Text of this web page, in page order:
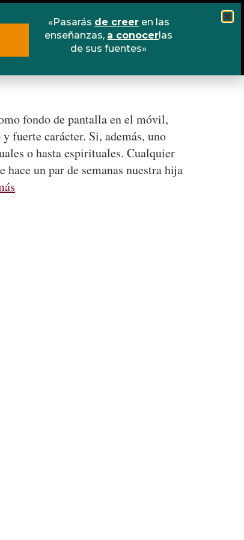
Escuela online
fondo de pantalla en el móvil,
fuerte carácter. Si, además, uno
o hasta espirituales. Cualquier
un par de semanas nuestra hija
«Pasarás de creeren las
enseñanzas, a conocerlas
de sus fuentes»